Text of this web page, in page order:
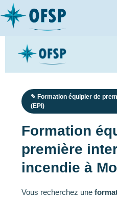
✎ Formation équipier de
(EPI)
Formation
première
incendie à
Vous recherchez une